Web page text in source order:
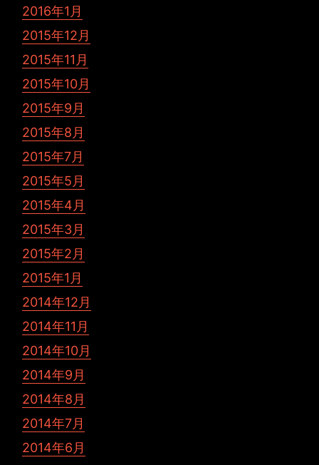
2016年1月
2015年12月
2015年11月
2015年10月
2015年9月
2015年8月
2015年7月
2015年5月
2015年4月
2015年3月
2015年2月
2015年1月
2014年12月
2014年11月
2014年10月
2014年9月
2014年8月
2014年7月
2014年6月